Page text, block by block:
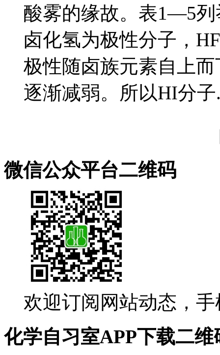
酸雾的缘故。表1—5
卤化氢为极性分子，
极性随卤族元素自上
逐渐减弱。所以HI分子
微信公众平台二维码
欢迎订阅网站动态，
化学自习室APP下载二维